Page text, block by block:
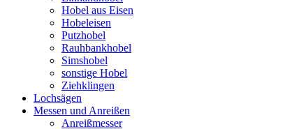
Hobel aus Eisen
Hobeleisen
Putzhobel
Rauhbankhobel
Simshobel
sonstige Hobel
Ziehklingen
Lochsägen
Messen und Anreißen
Anreißmesser